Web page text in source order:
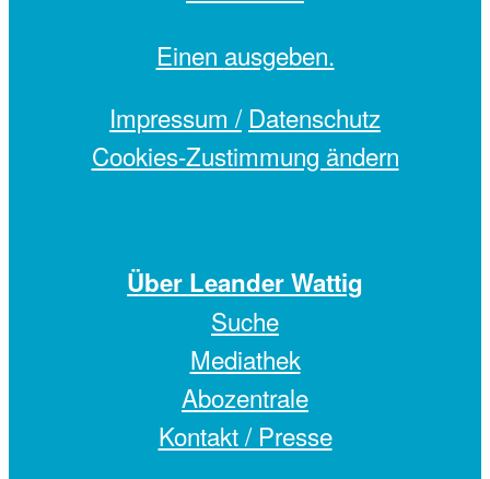
Einen ausgeben.
Impressum / Datenschutz
Cookies-Zustimmung ändern
Über Leander Wattig
Suche
Mediathek
Abozentrale
Kontakt / Presse